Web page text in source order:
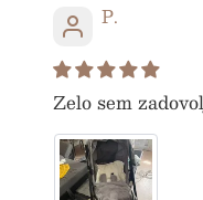
P.
Zelo sem